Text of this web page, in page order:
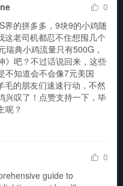
0
界的拼多多，9块9的小鸡随
这老司机都忍不住想囤几个
典小鸡流量只有500G，
》吧？不过话说回来，这些
不知道会不会像7元美国
毛的朋友们速速行动，不然
兴叹了！点赞支持一下，毕
呢？
0
guide to